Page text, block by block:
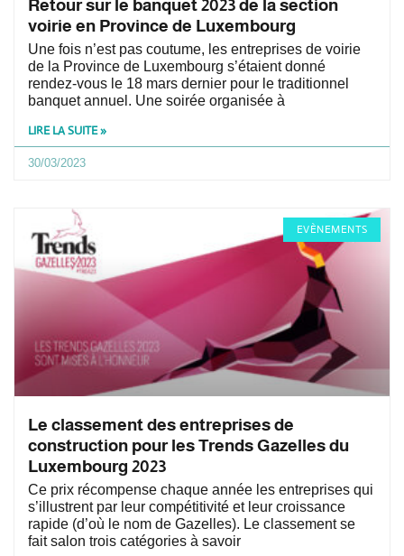
Retour sur le banquet 2023 de la section
voirie en Province de Luxembourg
Une fois n’est pas coutume, les entreprises de voirie
de la Province de Luxembourg s’étaient donné
rendez-vous le 18 mars dernier pour le traditionnel
banquet annuel. Une soirée organisée à
LIRE LA SUITE »
30/03/2023
EVÈNEMENTS
Le classement des entreprises de
construction pour les Trends Gazelles du
Luxembourg 2023
Ce prix récompense chaque année les entreprises qui
s’illustrent par leur compétitivité et leur croissance
rapide (d’où le nom de Gazelles). Le classement se
fait salon trois catégories à savoir